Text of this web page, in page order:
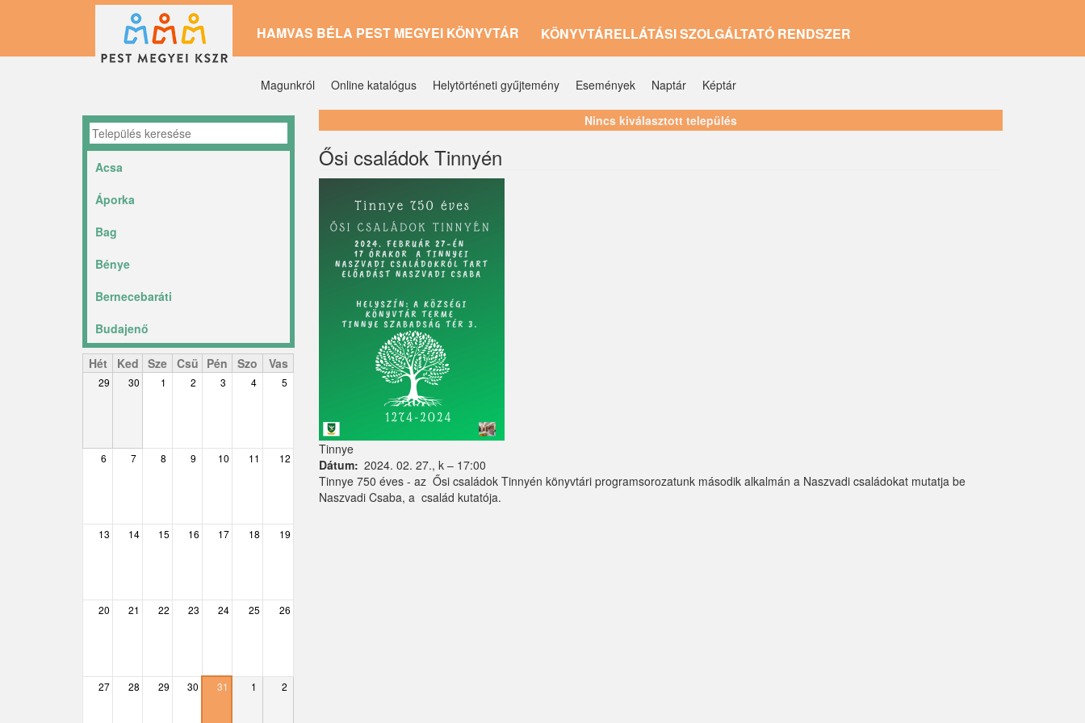
tartalomra
HAMVAS BÉLA PEST MEGYEI KÖNYVTÁR KÖNYVTÁRELLÁTÁSI SZOLGÁLTATÓ RENDSZER
Magunkról Online katalógus Helytörténeti gyűjtemény Események Naptár Képtár
Acsa
Áporka
Bag
Bénye
Bernecebaráti
Budajenő
Ceglédbercel
Csobánka
Csörög
Délegyháza
Dunabogdány
Hét Ked Sze Csü Pén Szo Vas
29 30 1 2 3 4 5
6 7 8 9 10 11 12
13 14 15 16 17 18 19
20 21 22 23 24 25 26
27 28 29 30 31 1 2
Nincs kiválasztott település
Ősi családok Tinnyén
Tinnye
Dátum
2024. 02. 27., k – 17:00
Tinnye 750 éves - az Ősi családok Tinnyén könyvtári programsorozatunk második alkalmán a Naszvadi családokat mutatja be
Naszvadi Csaba, a család kutatója.